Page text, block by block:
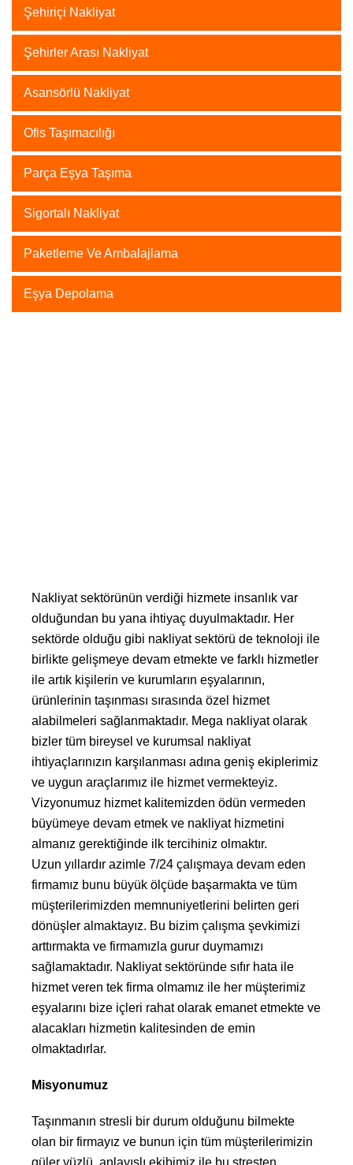
Şehiriçi Nakliyat
Şehirler Arası Nakliyat
Asansörlü Nakliyat
Ofis Taşımacılığı
Parça Eşya Taşıma
Sigortalı Nakliyat
Paketleme Ve Ambalajlama
Eşya Depolama
Nakliyat sektörünün verdiği hizmete insanlık var
olduğundan bu yana ihtiyaç duyulmaktadır. Her
sektörde olduğu gibi nakliyat sektörü de teknoloji ile
birlikte gelişmeye devam etmekte ve farklı hizmetler
ile artık kişilerin ve kurumların eşyalarının,
ürünlerinin taşınması sırasında özel hizmet
alabilmeleri sağlanmaktadır. Mega nakliyat olarak
bizler tüm bireysel ve kurumsal nakliyat
ihtiyaçlarınızın karşılanması adına geniş ekiplerimiz
ve uygun araçlarımız ile hizmet vermekteyiz.
Vizyonumuz hizmet kalitemizden ödün vermeden
büyümeye devam etmek ve nakliyat hizmetini
almanız gerektiğinde ilk tercihiniz olmaktır.
Uzun yıllardır azimle 7/24 çalışmaya devam eden
firmamız bunu büyük ölçüde başarmakta ve tüm
müşterilerimizden memnuniyetlerini belirten geri
dönüşler almaktayız. Bu bizim çalışma şevkimizi
arttırmakta ve firmamızla gurur duymamızı
sağlamaktadır. Nakliyat sektöründe sıfır hata ile
hizmet veren tek firma olmamız ile her müşterimiz
eşyalarını bize içleri rahat olarak emanet etmekte ve
alacakları hizmetin kalitesinden de emin
olmaktadırlar.
Misyonumuz
Taşınmanın stresli bir durum olduğunu bilmekte
olan bir firmayız ve bunun için tüm müşterilerimizin
güler yüzlü, anlayışlı ekibimiz ile bu stresten